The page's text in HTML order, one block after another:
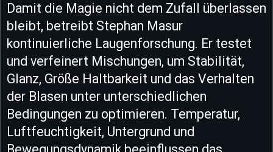
Damit die Magie nicht dem Zufall überlassen
bleibt, betreibt Stephan Masur
kontinuierliche Laugenforschung. Er testet
und verfeinert Mischungen, um Stabilität,
Glanz, Größe Haltbarkeit und das Verhalten
der Blasen unter unterschiedlichen
Bedingungen zu optimieren. Temperatur,
Luftfeuchtigkeit, Untergrund und